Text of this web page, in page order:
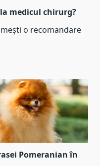
medicul chirurg?
o recomandare
Pomeranian în